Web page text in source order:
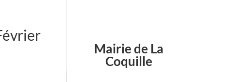
Mairie de La
Coquille